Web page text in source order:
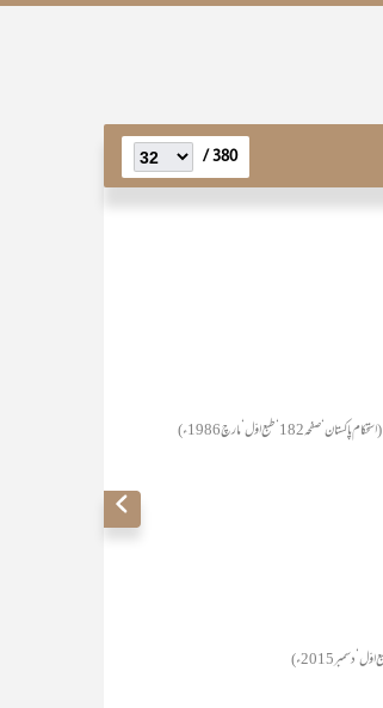
380 /
( استحکام پاکستان‘صفحہ182‘طبع اوّل‘مارچ 1986ء)